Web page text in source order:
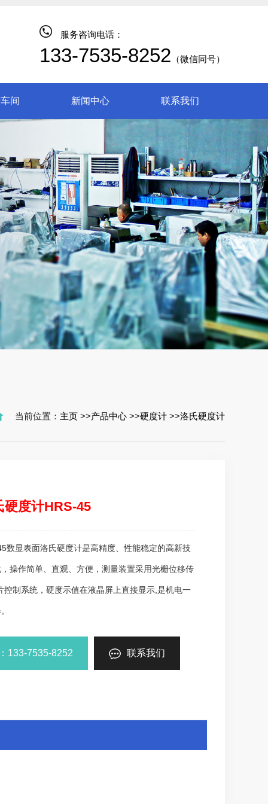
服务咨询电话：
133-7535-8252 （微信同号）
间 新闻中心 联系我们
当前位置： 主页 >>产品中心 >>硬度计 >>洛氏硬度计
硬度计HRS-45
数显表面洛氏硬度计是高精度、性能稳定的高新技
操作简单、直观、方便，测量装置采用光栅位移传
控制系统，硬度示值在液晶屏上直接显示,是机电一
133-7535-8252 联系我们